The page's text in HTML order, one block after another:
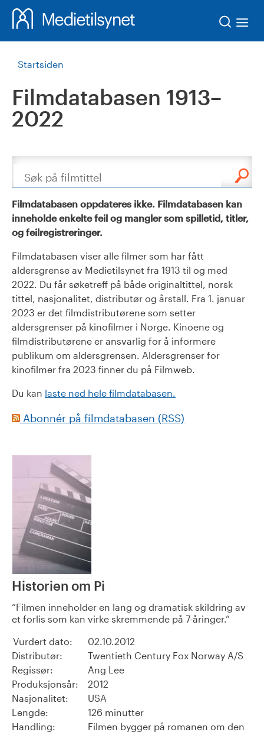
Startsiden
Filmdatabasen 1913–
2022
Søk
Filmdatabasen oppdateres ikke. Filmdatabasen kan
inneholde enkelte feil og mangler som spilletid, titler,
og feilregistreringer.
Filmdatabasen viser alle filmer som har fått
aldersgrense av Medietilsynet fra 1913 til og med
2022. Du får søketreff på både originaltittel, norsk
tittel, nasjonalitet, distributør og årstall. Fra 1. januar
2023 er det filmdistributørene som setter
aldersgrenser på kinofilmer i Norge. Kinoene og
filmdistributørene er ansvarlig for å informere
publikum om aldersgrensen. Aldersgrenser for
kinofilmer fra 2023 finner du på Filmweb.
Du kan laste ned hele filmdatabasen.
Abonnér på filmdatabasen (RSS)
Historien om Pi
Filmen inneholder en lang og dramatisk skildring av
et forlis som kan virke skremmende på 7-åringer.
Vurdert dato:
02.10.2012
Distributør:
Twentieth Century Fox Norway A/S
Regissør:
Ang Lee
Produksjonsår:
2012
Nasjonalitet:
USA
Lengde:
126 minutter
Handling:
Filmen bygger på romanen om den